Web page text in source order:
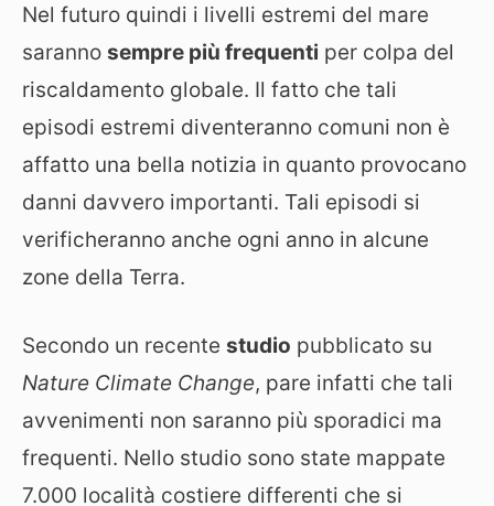
Nel futuro quindi i livelli estremi del mare
saranno sempre più frequenti per colpa del
riscaldamento globale. Il fatto che tali
episodi estremi diventeranno comuni non è
affatto una bella notizia in quanto provocano
danni davvero importanti. Tali episodi si
verificheranno anche ogni anno in alcune
zone della Terra.
Secondo un recente studio pubblicato su
Nature Climate Change, pare infatti che tali
avvenimenti non saranno più sporadici ma
frequenti. Nello studio sono state mappate
7.000 località costiere differenti che si